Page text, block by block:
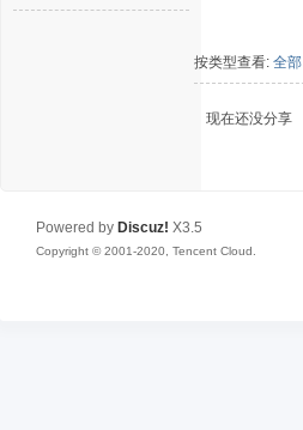
按类型查看: 全部
现在还没分享
Powered by Discuz! X3.5
Copyright © 2001-2020, Tencent Cloud.